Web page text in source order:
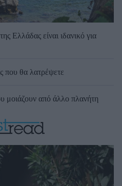
Ελλάδας είναι ιδανικό για
που θα λατρέψετε
μοιάζουν από άλλο πλανήτη